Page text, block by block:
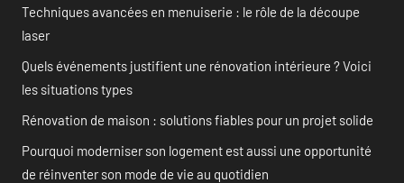
Techniques avancées en menuiserie : le rôle de la découpe
laser
Quels événements justifient une rénovation intérieure ? Voici
les situations types
Rénovation de maison : solutions fiables pour un projet solide
Pourquoi moderniser son logement est aussi une opportunité
de réinventer son mode de vie au quotidien